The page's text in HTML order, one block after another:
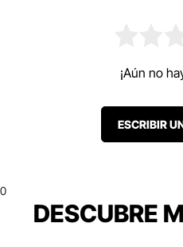
¡Aún no
ESCRIBIR
0
DESCUBRE